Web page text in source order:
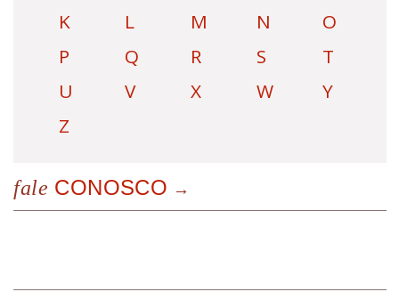
K
L M N
O
P
Q R S
T
U
V X W
Y
Z
fale CONOSCO